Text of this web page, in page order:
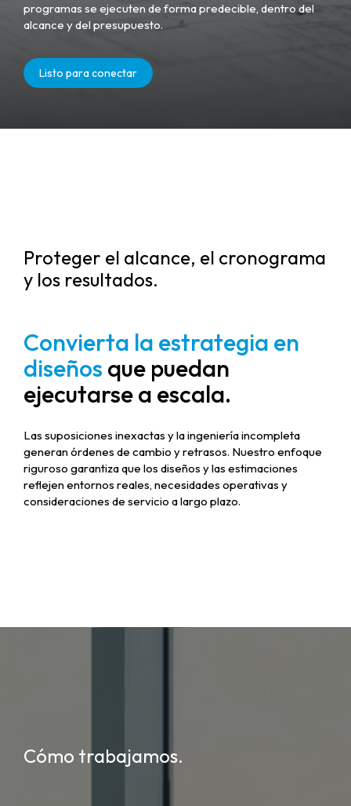
programas se ejecuten de forma predecible, dentro del
alcance y del presupuesto.
Listo para conectar
Proteger el alcance, el cronograma
y los resultados.
Convierta la estrategia en
diseños que puedan
ejecutarse a escala.
Las suposiciones inexactas y la ingeniería incompleta
generan órdenes de cambio y retrasos. Nuestro enfoque
riguroso garantiza que los diseños y las estimaciones
reflejen entornos reales, necesidades operativas y
consideraciones de servicio a largo plazo.
Cómo trabajamos.